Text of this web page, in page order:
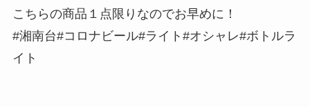
こちらの商品１点限りなのでお早めに！
#湘南台#コロナビール#ライト#オシャレ#ボトルラ
イト